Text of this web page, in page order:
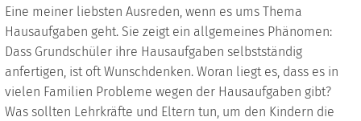
Eine meiner liebsten Ausreden, wenn es ums Thema
Hausaufgaben geht. Sie zeigt ein allgemeines Phänomen:
Dass Grundschüler ihre Hausaufgaben selbstständig
anfertigen, ist oft Wunschdenken. Woran liegt es, dass es in
vielen Familien Probleme wegen der Hausaufgaben gibt?
Was sollten Lehrkräfte und Eltern tun, um den Kindern die